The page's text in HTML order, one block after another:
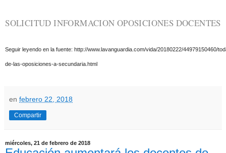
SOLICITUD INFORMACION OPOSICIONES DOCENTES
Seguir leyendo en la fuente: http://www.lavanguardia.com/vida/20180222/44979150460/
de-las-oposiciones-a-secundaria.html
en febrero 22, 2018
Compartir
miércoles, 21 de febrero de 2018